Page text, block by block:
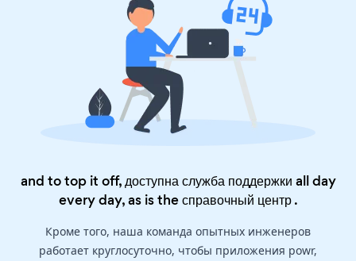
and to top it off, доступна служба поддержки all day
every day, as is theсправочный центр.
Кроме того, наша команда опытных инженеров
работает круглосуточно, чтобы приложения powr,